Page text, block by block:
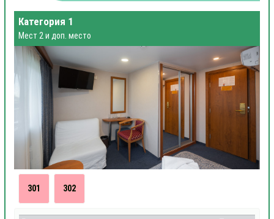
Категория 1
Мест 2 и доп. место
301 302